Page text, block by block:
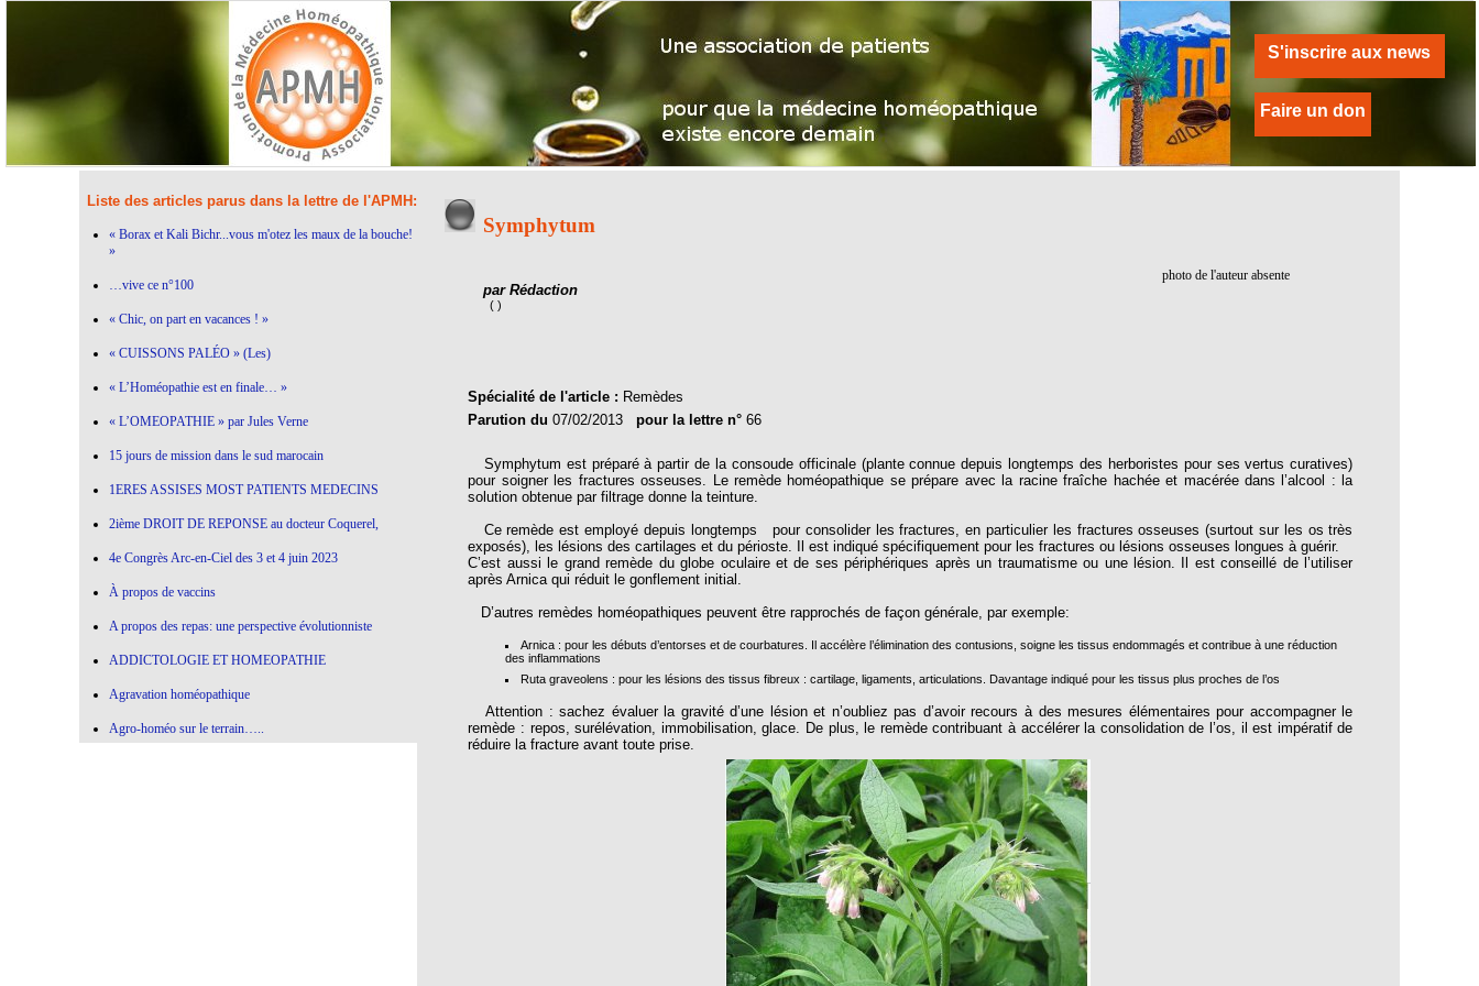
S'inscrire aux news
Faire un don
Liste des articles parus dans la lettre de l'APMH:
« Borax et Kali Bichr...vous m'otez les maux de la bouche!
»
…vive ce n°100
« Chic, on part en vacances ! »
« CUISSONS PALÉO » (Les)
« L’Homéopathie est en finale… »
« L’OMEOPATHIE » par Jules Verne
15 jours de mission dans le sud marocain
1ERES ASSISES MOST PATIENTS MEDECINS
2ième DROIT DE REPONSE au docteur Coquerel,
4e Congrès Arc-en-Ciel des 3 et 4 juin 2023
À propos de vaccins
A propos des repas: une perspective évolutionniste
ADDICTOLOGIE ET HOMEOPATHIE
Agravation homéopathique
Agro-homéo sur le terrain…..
Symphytum
photo de l'auteur absente
par Rédaction
( )
Spécialité de l'article : Remèdes
Parution du07/02/2013pour la lettre n°66
Symphytum est préparé à partir de la consoude officinale (plante connue depuis longtemps des herboristes pour ses vertus curatives)
pour soigner les fractures osseuses. Le remède homéopathique se prépare avec la racine fraîche hachée et macérée dans l’alcool : la
solution obtenue par filtrage donne la teinture.
Ce remède est employé depuis longtemps pour consolider les fractures, en particulier les fractures osseuses (surtout sur les os très
exposés), les lésions des cartilages et du périoste. Il est indiqué spécifiquement pour les fractures ou lésions osseuses longues à guérir.
C’est aussi le grand remède du globe oculaire et de ses périphériques après un traumatisme ou une lésion. Il est conseillé de l’utiliser
après Arnica qui réduit le gonflement initial.
D’autres remèdes homéopathiques peuvent être rapprochés de façon générale, par exemple:
Arnica : pour les débuts d’entorses et de courbatures. Il accélère l’élimination des contusions, soigne les tissus endommagés et contribue à une réduction
des inflammations
Ruta graveolens : pour les lésions des tissus fibreux : cartilage, ligaments, articulations. Davantage indiqué pour les tissus plus proches de l’os
Attention : sachez évaluer la gravité d’une lésion et n’oubliez pas d’avoir recours à des mesures élémentaires pour accompagner le
remède : repos, surélévation, immobilisation, glace. De plus, le remède contribuant à accélérer la consolidation de l’os, il est impératif de
réduire la fracture avant toute prise.